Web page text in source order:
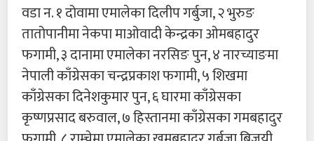
वडा न. १ दोवामा एमालेका दिलीप गर्बुजा, २ भुरुङ
तातोपानीमा नेकपा माओवादी केन्द्रका ओमबहादुर
फगामी, ३ दानामा एमालेका नरसिङ पुन, ४ नारच्याङमा
नेपाली काँग्रेसका चन्द्रप्रकाश फगामी, ५ शिखमा
काँग्रेसका दिनेशकुमार पुन, ६ घारमा काँग्रेसका
कृष्णप्रसाद बरुवाल, ७ हिस्तानमा काँग्रेसका गमबहादुर